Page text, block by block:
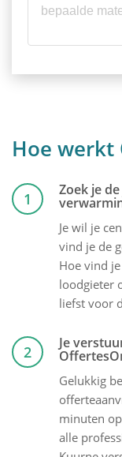
Hoe werkt
1 Zoek je
Je wil je
vind je de
Hoe vind
loodgieter
liefst voor
2 Je
Gelukkig
minuten
alle